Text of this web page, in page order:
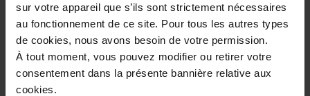
sur votre appareil que s’ils sont strictement nécessaires
au fonctionnement de ce site. Pour tous les autres types
de cookies, nous avons besoin de votre permission.
À tout moment, vous pouvez modifier ou retirer votre
consentement dans la présente bannière relative aux
cookies.
JACADI
Eau de toilette
mademoiselle petite libellule
CARVEN
Carven c'est paris!
nachtcrème voor vrouwen -